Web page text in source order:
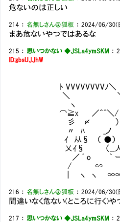
危ないのは正しい
214 ： 名無しさん＠狐板 ：2024/06/30(
まあ危ないやつではあるな
215 ： 思いつかない ◆JSLa4ymSKM ：
ID:gbsUJJhW
ﾄ VVVVVVVVﾉ＼
＼
ヽ
⌒≧x ／＾^＼/
彡 〆 ）
〃 ﾊ _ノ ―
ｲ 从§ （ ●） （●） |
乂ｲ§ （__人__
／ ﾟ o ｀ ー´ ／ 強
/ ∽
| ヽ ヽ ∞∞
216 ： 名無しさん＠狐板 ：2024/06/30(
間違いなく危ない(ところに行く)
217 ： 思いつかない ◆JSLa4ymSKM ：